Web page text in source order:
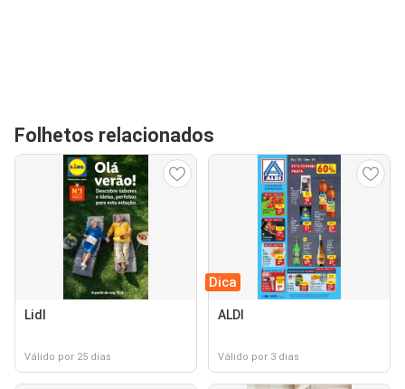
Folhetos relacionados
Lidl
Válido por 25 dias
Dica
ALDI
Válido por 3 dias